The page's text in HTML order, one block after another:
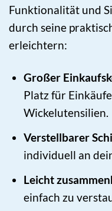
Funktionalität und
durch seine
erleichtern:
Großer
Platz für
Wickelutensilien.
Verstellbarer
individuell an
Leicht
einfach zu